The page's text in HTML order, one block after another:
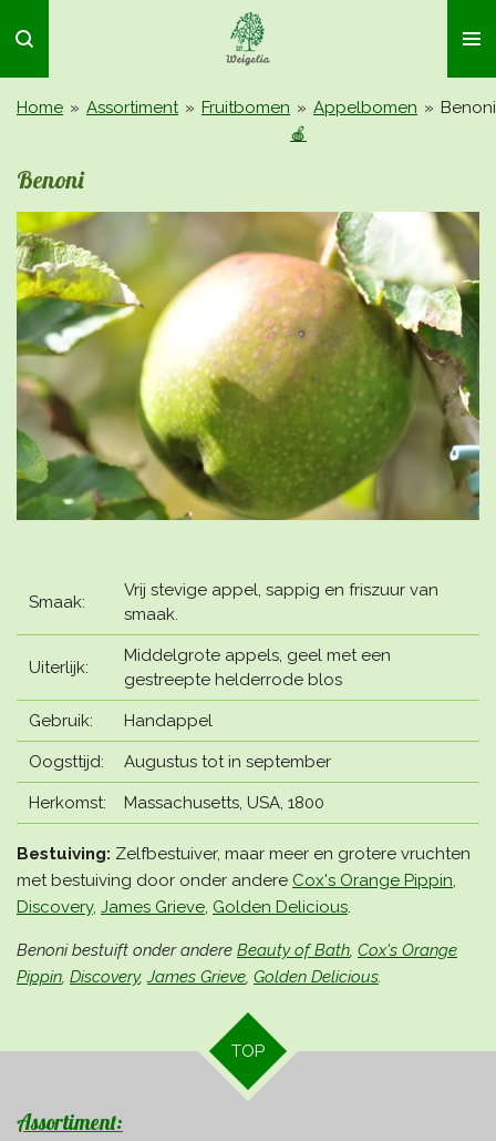
direct
naar
de
Home » Assortiment » Fruitbomen » Appelbomen
🍎
» Benoni
Benoni
Smaak:
Vrij stevige appel, sappig en friszuur van
smaak.
Uiterlijk:
Middelgrote appels, geel met een
gestreepte helderrode blos
Gebruik: Handappel
Oogsttijd: Augustus tot in september
Herkomst: Massachusetts, USA, 1800
Bestuiving: Zelfbestuiver, maar meer en grotere vruchten
met bestuiving door onder andere Cox's Orange Pippin
Discovery, James Grieve Golden Delicious
Benoni bestuift onder andere Beauty of Bath Cox's Orange
Pippin Discovery,James Grieve Golden Delicious
TOP
Assortiment: